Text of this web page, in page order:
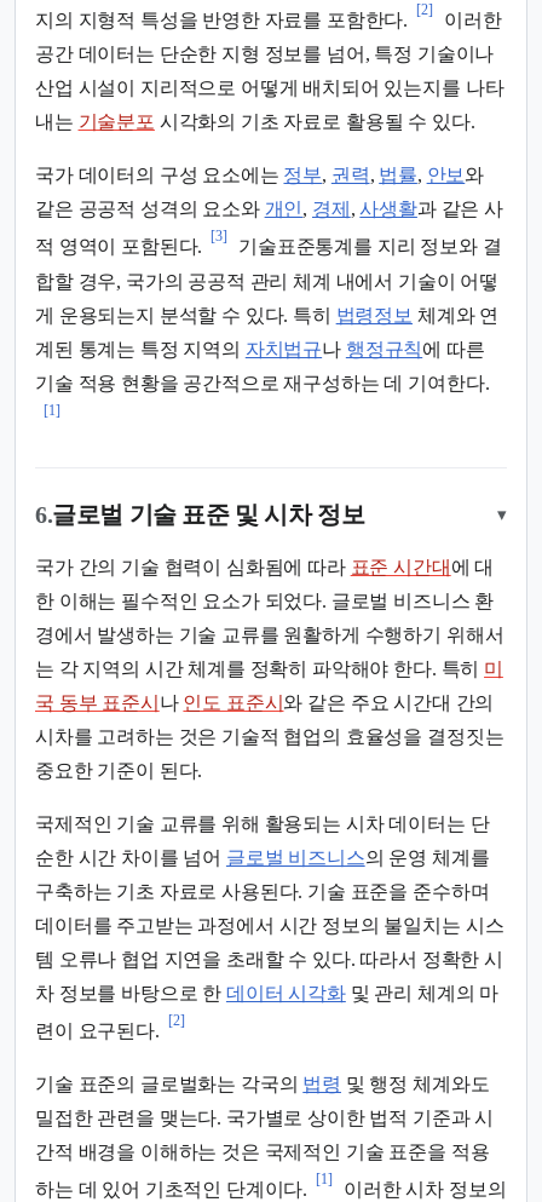
지의 지형적 특성을 반영한 자료를 포함한다.
[2]
이러한
공간 데이터는 단순한 지형 정보를 넘어, 특정 기술이나
산업 시설이 지리적으로 어떻게 배치되어 있는지를 나타
내는 기술분포 시각화의 기초 자료로 활용될 수 있다.
국가 데이터의 구성 요소에는 정부, 권력, 법률, 안보 와
같은 공공적 성격의 요소와 개인, 경제 ,사생활과 같은 사
적 영역이 포함된다.
[3]
기술표준통계를 지리 정보와 결
합할 경우, 국가의 공공적 관리 체계 내에서 기술이 어떻
게 운용되는지 분석할 수 있다. 특히 법령정보 체계와 연
계된 통계는 특정 지역의 자치법규나 행정규칙에 따른
기술 적용 현황을 공간적으로 재구성하는 데 기여한다.
[1]
6.글로벌 기술 표준 및 시차 정보 ▾
국가 간의 기술 협력이 심화됨에 따라 표준 시간대 에 대
한 이해는 필수적인 요소가 되었다. 글로벌 비즈니스 환
경에서 발생하는 기술 교류를 원활하게 수행하기 위해서
는 각 지역의 시간 체계를 정확히 파악해야 한다. 특히 미
국 동부 표준시 나 인도 표준시 와 같은 주요 시간대 간의
시차를 고려하는 것은 기술적 협업의 효율성을 결정짓는
중요한 기준이 된다.
국제적인 기술 교류를 위해 활용되는 시차 데이터는 단
순한 시간 차이를 넘어 글로벌 비즈니스의 운영 체계를
구축하는 기초 자료로 사용된다. 기술 표준을 준수하며
데이터를 주고받는 과정에서 시간 정보의 불일치는 시스
템 오류나 협업 지연을 초래할 수 있다. 따라서 정확한 시
차 정보를 바탕으로 한 데이터 시각화및 관리 체계의 마
련이 요구된다.
[2]
기술 표준의 글로벌화는 각국의 법령 및 행정 체계와도
밀접한 관련을 맺는다. 국가별로 상이한 법적 기준과 시
간적 배경을 이해하는 것은 국제적인 기술 표준을 적용
하는 데 있어 기초적인 단계이다.
[1]
이러한 시차 정보의